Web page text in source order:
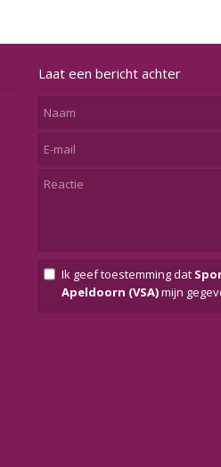
Laat een bericht achter
Ik geef toestemming dat
Apeldoorn (VSA)mijn